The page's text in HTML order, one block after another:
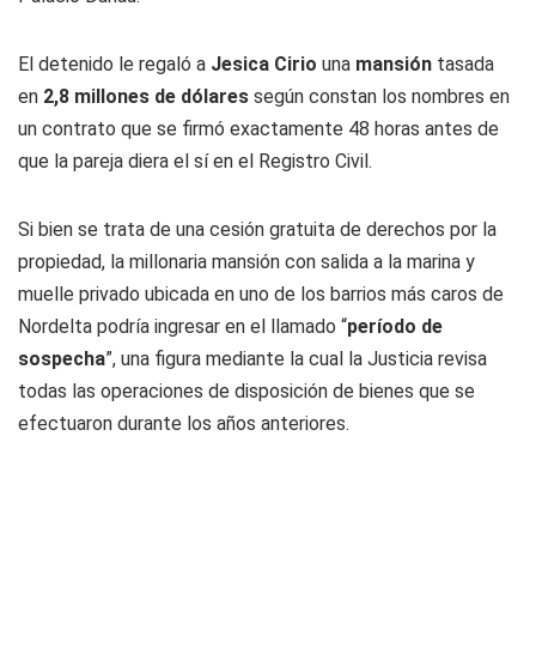
El detenido le regaló a Jesica Cirio una mansión tasada
en 2,8 millones de dólares según constan los nombres en
un contrato que se firmó exactamente 48 horas antes de
que la pareja diera el sí en el Registro Civil.
Si bien se trata de una cesión gratuita de derechos por la
propiedad, la millonaria mansión con salida a la marina y
muelle privado ubicada en uno de los barrios más caros de
Nordelta podría ingresar en el llamado “período de
sospecha”, una figura mediante la cual la Justicia revisa
todas las operaciones de disposición de bienes que se
efectuaron durante los años anteriores.